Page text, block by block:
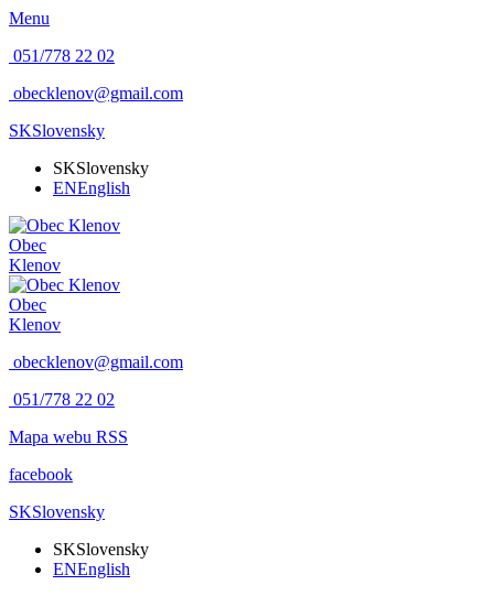
Menu
051/778 22 02
obecklenov@gmail.com
SKSlovensky
SKSlovensky
ENEnglish
Obec
Klenov
Obec
Klenov
obecklenov@gmail.com
051/778 22 02
Mapa webu RSS
facebook
SKSlovensky
SKSlovensky
ENEnglish